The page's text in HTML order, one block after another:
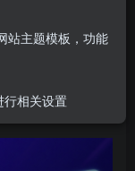
铺少走弯路，
站主题模板，功能
行相关设置